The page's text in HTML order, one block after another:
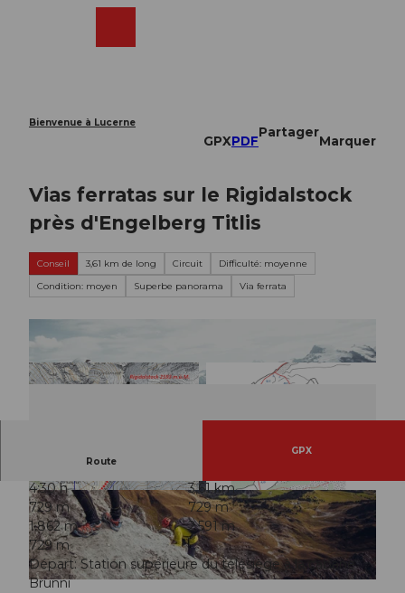
Bienvenue à Lucerne
GPXPDF
Partager
Marquer
Vias ferratas sur le Rigidalstock
près d'Engelberg Titlis
Conseil 3,61 km de long Circuit
Difficulté: moyenne
Condition: moyen
Superbe panorama Via ferrata
© Engelberg - Titlis Tourismus, Engelberg-Titlis Tourismus
© Engelberg - Titlis Tourismus, Engelberg-Titlis
Tourismus
© Engelberg - Titlis Tourismus, Engelberg-Titlis
Tourismus
Route
GPX
4:30 h
3,61 km
729 m
729 m
1.862 m
2.591 m
729 m
Départ: Station supérieure du télésiège à la cabane
Brunni